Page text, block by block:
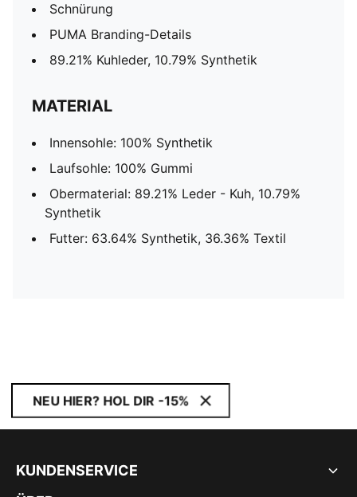
Schnürung
PUMA Branding-Details
89.21% Kuhleder, 10.79% Synthetik
MATERIAL
Innensohle: 100% Synthetik
Laufsohle: 100% Gummi
Obermaterial: 89.21% Leder - Kuh, 10.79%
Synthetik
Futter: 63.64% Synthetik, 36.36% Textil
NEU HIER? HOL DIR -15%
KUNDENSERVICE